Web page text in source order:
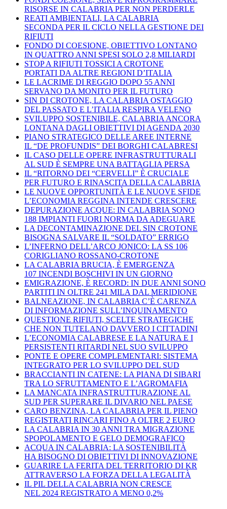
RISORSE IN CALABRIA PER NON PERDERLE
REATI AMBIENTALI, LA CALABRIA
SECONDA PER IL CICLO NELLA GESTIONE DEI
RIFIUTI
FONDO DI COESIONE, OBIETTIVO LONTANO
IN QUATTRO ANNI SPESI SOLO 2,8 MILIARDI
STOP A RIFIUTI TOSSICI A CROTONE
PORTATI DA ALTRE REGIONI D’ITALIA
LE LACRIME DI REGGIO DOPO 55 ANNI
SERVANO DA MONITO PER IL FUTURO
SIN DI CROTONE, LA CALABRIA OSTAGGIO
DEL PASSATO E L’ITALIA RESPIRA VELENO
SVILUPPO SOSTENIBILE, CALABRIA ANCORA
LONTANA DAGLI OBIETTIVI DI AGENDA 2030
PIANO STRATEGICO DELLE AREE INTERNE
IL “DE PROFUNDIS” DEI BORGHI CALABRESI
IL CASO DELLE OPERE INFRASTRUTTURALI
AL SUD È SEMPRE UNA BATTAGLIA PERSA
IL “RITORNO DEI “CERVELLI” È CRUCIALE
PER FUTURO E RINASCITA DELLA CALABRIA
LE NUOVE OPPORTUNITÀ E LE NUOVE SFIDE
L’ECONOMIA REGGINA INTENDE CRESCERE
DEPURAZIONE ACQUE: IN CALABRIA SONO
188 IMPIANTI FUORI NORMA DA ADEGUARE
LA DECONTAMINAZIONE DEL SIN CROTONE
BISOGNA SALVARE IL “SOLDATO” ERRIGO
L’INFERNO DELL’ARCO JONICO: LA SS 106
CORIGLIANO ROSSANO-CROTONE
LA CALABRIA BRUCIA, È EMERGENZA
107 INCENDI BOSCHIVI IN UN GIORNO
EMIGRAZIONE, È RECORD: IN DUE ANNI SONO
PARTITI IN OLTRE 241 MILA DAL MERIDIONE
BALNEAZIONE, IN CALABRIA C’È CARENZA
DI INFORMAZIONE SULL’INQUINAMENTO
QUESTIONE RIFIUTI, SCELTE STRATEGICHE
CHE NON TUTELANO DAVVERO I CITTADINI
L’ECONOMIA CALABRESE E LA NATURA E I
PERSISTENTI RITARDI NEL SUO SVILUPPO
PONTE E OPERE COMPLEMENTARI: SISTEMA
INTEGRATO PER LO SVILUPPO DEL SUD
BRACCIANTI IN CATENE: LA PIANA DI SIBARI
TRA LO SFRUTTAMENTO E L’AGROMAFIA
LA MANCATA INFRASTRUTTURAZIONE AL
SUD PER SUPERARE IL DIVARIO NEL PAESE
CARO BENZINA, LA CALABRIA PER IL PIENO
REGISTRATI RINCARI FINO A OLTRE 2 EURO
LA CALABRIA IN 30 ANNI TRA MIGRAZIONE
SPOPOLAMENTO E GELO DEMOGRAFICO
ACQUA IN CALABRIA: LA SOSTENIBILITÀ
HA BISOGNO DI OBIETTIVI DI INNOVAZIONE
GUARIRE LA FERITA DEL TERRITORIO DI KR
ATTRAVERSO LA FORZA DELLA LEGALITÀ
IL PIL DELLA CALABRIA NON CRESCE
NEL 2024 REGISTRATO A MENO 0,2%